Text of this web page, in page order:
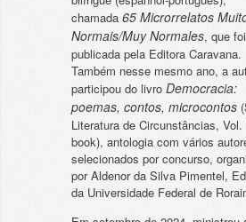
chamada65 Microrrelatos
Normais/Muy Normales, que foi
publicada pela Editora Caravana.
Também nesse mesmo ano, a
participou do livroDemocracia:
poemas, contos, microcontos
Literatura de Circunstâncias,
book), antologia com vários
selecionados por concurso,
por Aldenor da Silva Pimentel,
da Universidade Federal de